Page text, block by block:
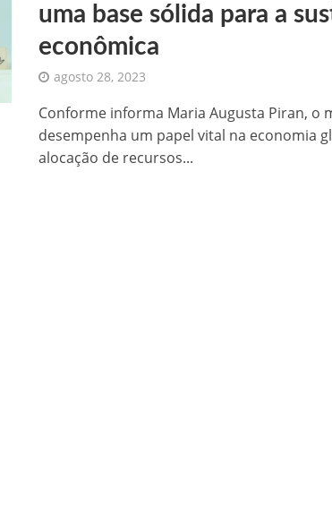
uma base sólida para a
econômica
agosto 28, 2023
Conforme informa Maria Augusta Piran, o
desempenha um papel vital na economia
alocação de recursos...